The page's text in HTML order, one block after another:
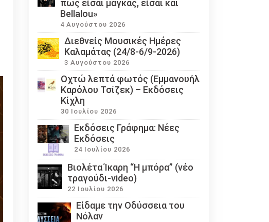
πως είσαι μάγκας, είσαι και
Bellalou»
4 Αυγούστου 2026
Διεθνείς Μουσικές Ημέρες
Καλαμάτας (24/8-6/9-2026)
3 Αυγούστου 2026
Οχτώ λεπτά φωτός (Εμμανουήλ
Καρόλου Τσίζεκ) – Εκδόσεις
Κίχλη
30 Ιουλίου 2026
Εκδόσεις Γράφημα: Νέες
Εκδόσεις
24 Ιουλίου 2026
Βιολέτα Ίκαρη “Η μπόρα” (νέο
τραγούδι-video)
22 Ιουλίου 2026
Eίδαμε την Οδύσσεια του
Νόλαν